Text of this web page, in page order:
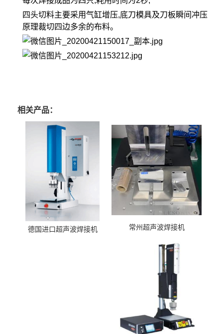
四头切料主要采用气缸增压,底刀模具及刀板瞬间冲压
原理裁切四边多余的布料。
相关产品：
德国进口超声波焊接机 常州超声波焊接机